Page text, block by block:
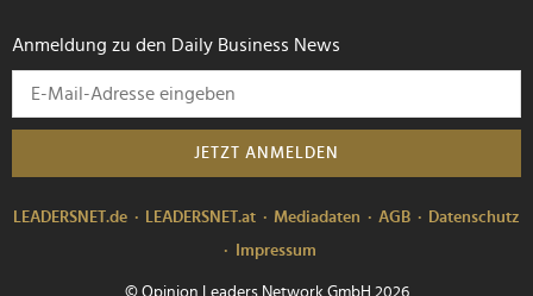
Anmeldung zu den Daily Business News
JETZT ANMELDEN
LEADERSNET.de LEADERSNET.at Mediadaten AGB
Datenschutz
Impressum